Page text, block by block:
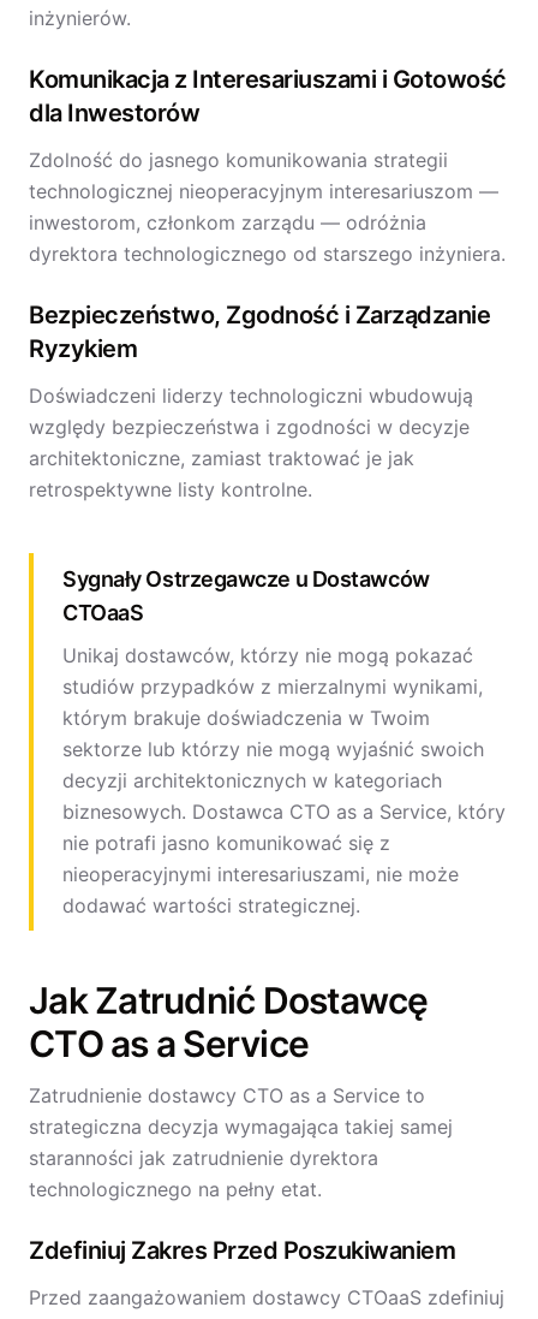
inżynierów.
Komunikacja z Interesariuszami i Gotowość
dla Inwestorów
Zdolność do jasnego komunikowania strategii
technologicznej nieoperacyjnym interesariuszom —
inwestorom, członkom zarządu — odróżnia
dyrektora technologicznego od starszego inżyniera.
Bezpieczeństwo, Zgodność i Zarządzanie
Ryzykiem
Doświadczeni liderzy technologiczni wbudowują
względy bezpieczeństwa i zgodności w decyzje
architektoniczne, zamiast traktować je jak
retrospektywne listy kontrolne.
Sygnały Ostrzegawcze u Dostawców
CTOaaS
Unikaj dostawców, którzy nie mogą pokazać
studiów przypadków z mierzalnymi wynikami,
którym brakuje doświadczenia w Twoim
sektorze lub którzy nie mogą wyjaśnić swoich
decyzji architektonicznych w kategoriach
biznesowych. Dostawca CTO as a Service, który
nie potrafi jasno komunikować się z
nieoperacyjnymi interesariuszami, nie może
dodawać wartości strategicznej.
Jak Zatrudnić Dostawcę
CTO as a Service
Zatrudnienie dostawcy CTO as a Service to
strategiczna decyzja wymagająca takiej samej
staranności jak zatrudnienie dyrektora
technologicznego na pełny etat.
Zdefiniuj Zakres Przed Poszukiwaniem
Przed zaangażowaniem dostawcy CTOaaS zdefiniuj